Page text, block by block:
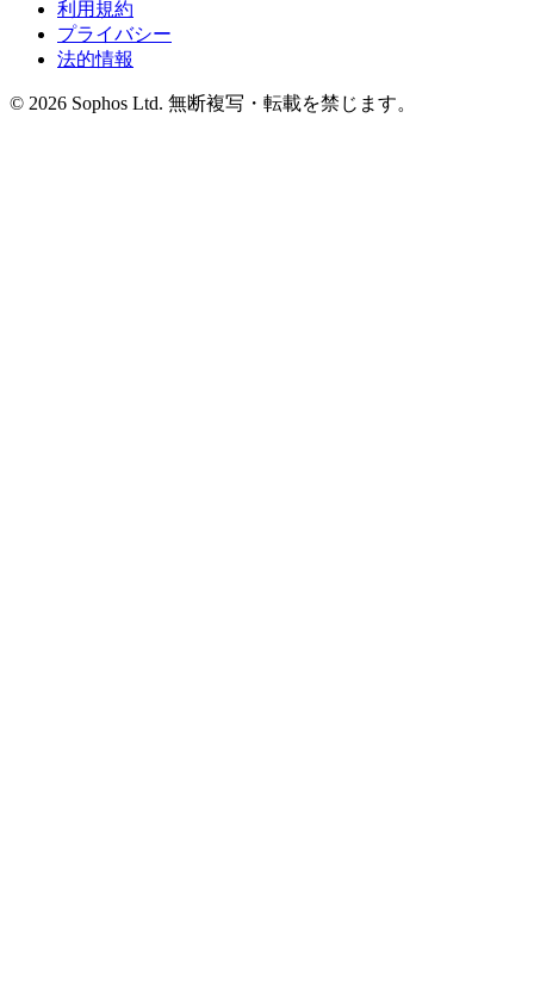
利用規約
プライバシー
法的情報
© 2026 Sophos Ltd. 無断複写・転載を禁じます。